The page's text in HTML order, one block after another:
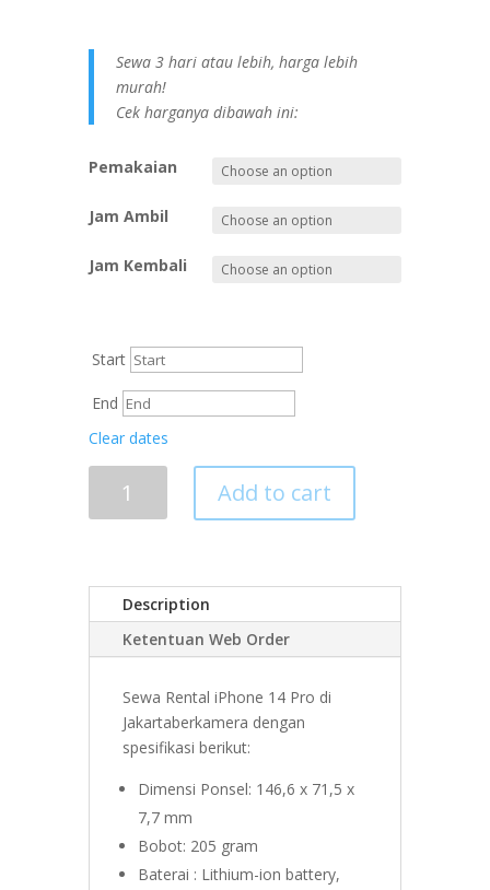
Sewa 3 hari atau lebih, harga lebih
murah!
Cek harganya dibawah ini:
Pemakaian
Jam Ambil
Jam Kembali
Start
End
Clear dates
Add to cart
Description
Ketentuan Web Order
Sewa Rental iPhone 14 Pro di
Jakartaberkamera dengan
spesifikasi berikut:
Dimensi Ponsel: 146,6 x 71,5 x
7,7 mm
Bobot: 205 gram
Baterai : Lithium-ion battery,